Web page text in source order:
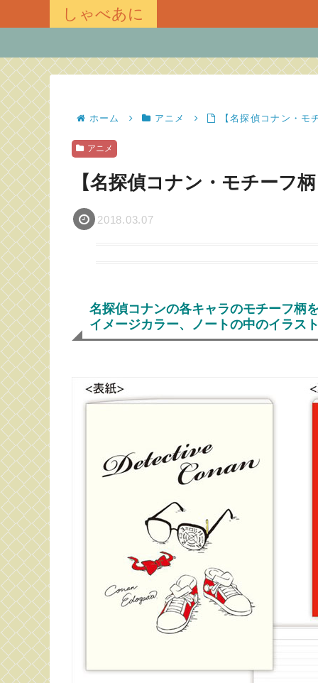
しゃべあに
ホーム アニメ 【名探偵コナン・
アニメ
【名探偵コナン・モチーフ
2018.03.07
名探偵コナンの各キャラのモチーフ柄
イメージカラー、ノートの中のイラス